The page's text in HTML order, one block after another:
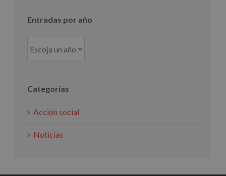
Entradas por año
Categorías
Acción social
Noticias